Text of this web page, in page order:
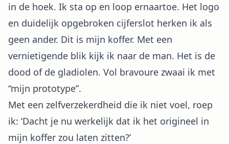
in de hoek. Ik sta op en loop ernaartoe. Het logo
en duidelijk opgebroken cijferslot herken ik als
geen ander. Dit is mijn koffer. Met een
vernietigende blik kijk ik naar de man. Het is de
dood of de gladiolen. Vol bravoure zwaai ik met
“mijn prototype”.
Met een zelfverzekerdheid die ik niet voel, roep
ik: ‘Dacht je nu werkelijk dat ik het origineel in
mijn koffer zou laten zitten?’